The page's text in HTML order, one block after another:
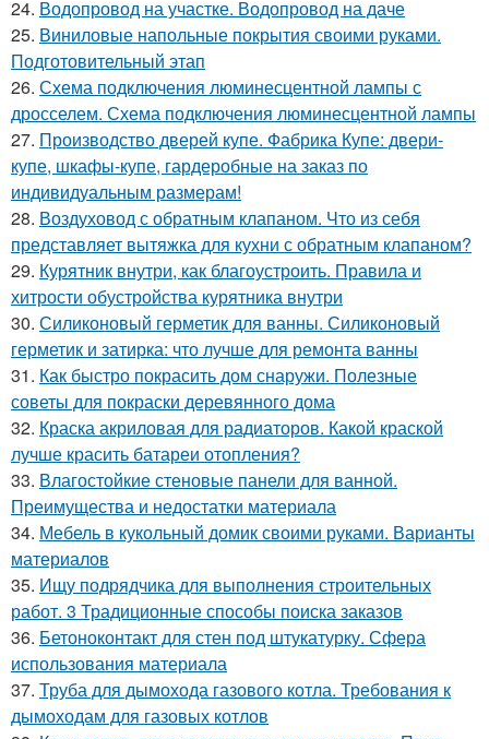
24. Водопровод на участке. Водопровод на даче
25. Виниловые напольные покрытия своими руками.
Подготовительный этап
26. Схема подключения люминесцентной лампы с
дросселем. Схема подключения люминесцентной лампы
27. Производство дверей купе. Фабрика Купе: двери-
купе, шкафы-купе, гардеробные на заказ по
индивидуальным размерам!
28. Воздуховод с обратным клапаном. Что из себя
представляет вытяжка для кухни с обратным клапаном?
29. Курятник внутри, как благоустроить. Правила и
хитрости обустройства курятника внутри
30. Силиконовый герметик для ванны. Силиконовый
герметик и затирка: что лучше для ремонта ванны
31. Как быстро покрасить дом снаружи. Полезные
советы для покраски деревянного дома
32. Краска акриловая для радиаторов. Какой краской
лучше красить батареи отопления?
33. Влагостойкие стеновые панели для ванной.
Преимущества и недостатки материала
34. Мебель в кукольный домик своими руками. Варианты
материалов
35. Ищу подрядчика для выполнения строительных
работ. 3 Традиционные способы поиска заказов
36. Бетоноконтакт для стен под штукатурку. Сфера
использования материала
37. Труба для дымохода газового котла. Требования к
дымоходам для газовых котлов